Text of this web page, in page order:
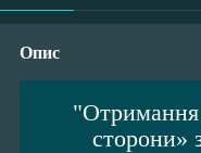
Опис
"Отримання
сторони»